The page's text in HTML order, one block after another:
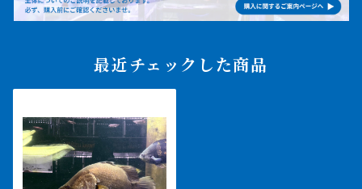
最近チェックした商品